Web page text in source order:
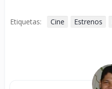
Etiquetas: Cine Estrenos